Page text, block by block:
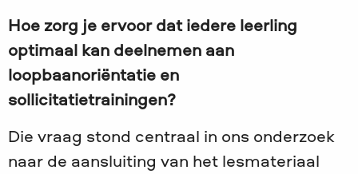
Hoe zorg je ervoor dat iedere leerling
optimaal kan deelnemen aan
loopbaanoriëntatie en
sollicitatietrainingen?
Die vraag stond centraal in ons onderzoek
naar de aansluiting van het lesmateriaal